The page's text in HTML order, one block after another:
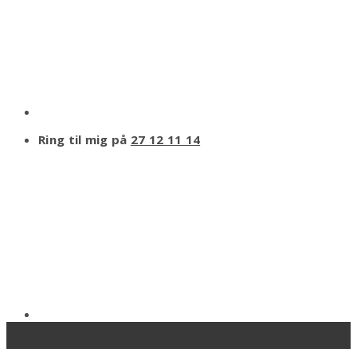
Ring til mig på 27 12 11 14